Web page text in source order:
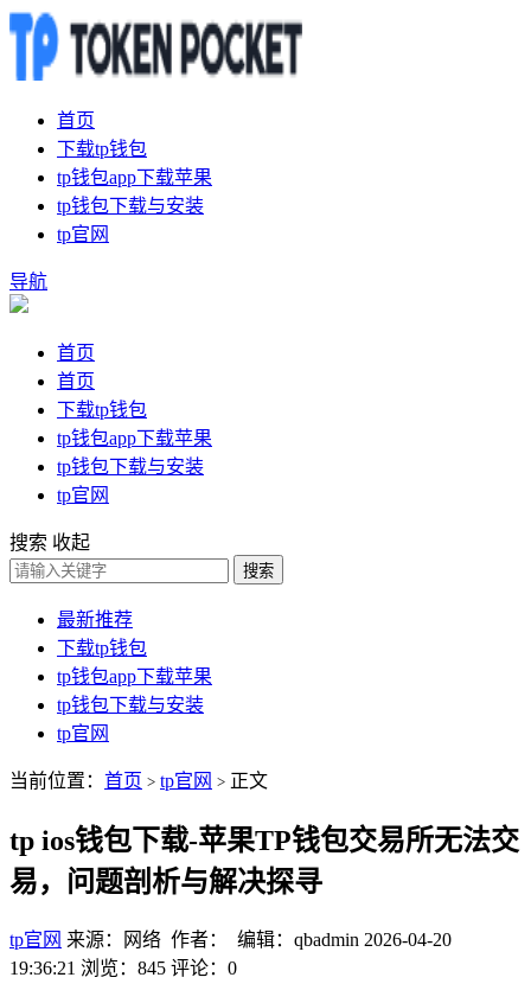
首页
下载tp钱包
tp钱包app下载苹果
tp钱包下载与安装
tp官网
导航
首页
首页
下载tp钱包
tp钱包app下载苹果
tp钱包下载与安装
tp官网
搜索 收起
搜索
最新推荐
下载tp钱包
tp钱包app下载苹果
tp钱包下载与安装
tp官网
当前位置： 首页 > tp官网 > 正文
tp ios钱包下载-苹果TP钱包交易所无法交
易，问题剖析与解决探寻
tp官网 来源：网络 作者： 编辑：qbadmin 2026-04-20
19:36:21 浏览：845 评论：0